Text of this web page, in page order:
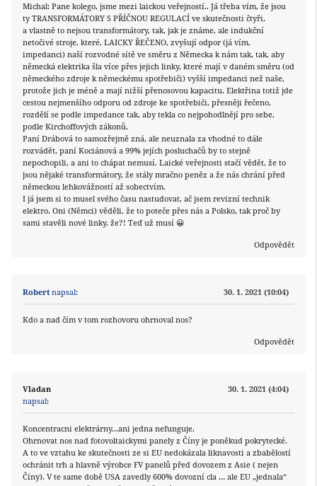
Michal: Pane kolego, jsme mezi laickou veřejností.. Já třeba vím, že jsou
ty TRANSFORMÁTORY S PŘÍČNOU REGULACÍ ve skutečnosti čtyři,
a vlastně to nejsou transformátory, tak, jak je známe, ale indukční
netočivé stroje, které, LAICKY ŘEČENO, zvyšují odpor (já vím,
impedanci) naší rozvodné sítě ve směru z Německa k nám tak, tak, aby
německá elektrika šla více přes jejich linky, které mají v daném směru (od
německého zdroje k německému spotřebiči) vyšší impedanci než naše,
protože jich je méně a mají nižší přenosovou kapacitu. Elektřina totiž jde
cestou nejmenšího odporu od zdroje ke spotřebiči, přesněji řečeno,
rozdělí se podle impedance tak, aby tekla co nejpohodlnějí pro sebe,
podle Kirchoffových zákonů.
Paní Drábová to samozřejmě zná, ale neuznala za vhodné to dále
rozvádět, paní Kociánová a 99% jejích posluchačů by to stejně
nepochopili, a ani to chápat nemusí. Laické veřejnosti stačí vědět, že to
jsou nějaké transformátory, že stály mračno peněz a že nás chrání před
německou lehkovážností až sobectvím.
I já jsem si to musel svého času nastudovat, ač jsem revizní technik
elektro. Oni (Němci) věděli, že to poteče přes nás a Polsko, tak proč by
sami stavěli nové linky, že?! Teď už musí 😀
Odpovědět
Robert napsal: 30. 1. 2021 (10:04)
Kdo a nad čím v tom rozhovoru ohrnoval nos?
Odpovědět
Vladan
napsal:
30. 1. 2021 (4:04)
Koncentracni elektrárny…ani jedna nefunguje.
Ohrnovat nos nad fotovoltaickymi panely z Číny je poněkud pokrytecké.
A to ve vztahu ke skutečnosti ze si EU nedokázala liknavosti a zbabělostí
ochránit trh a hlavně výrobce FV panelů před dovozem z Asie ( nejen
Číny). V te same době USA zavedly 600% dovozní cla … ale EU „jednala“